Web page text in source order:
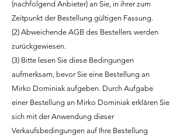
(nachfolgend Anbieter) an Sie, in ihrer zum
Zeitpunkt der Bestellung gültigen Fassung.
(2) Abweichende AGB des Bestellers werden
zurückgewiesen.
(3) Bitte lesen Sie diese Bedingungen
aufmerksam, bevor Sie eine Bestellung an
Mirko Dominiak aufgeben. Durch Aufgabe
einer Bestellung an Mirko Dominiak erklären Sie
sich mit der Anwendung dieser
Verkaufsbedingungen auf Ihre Bestellung